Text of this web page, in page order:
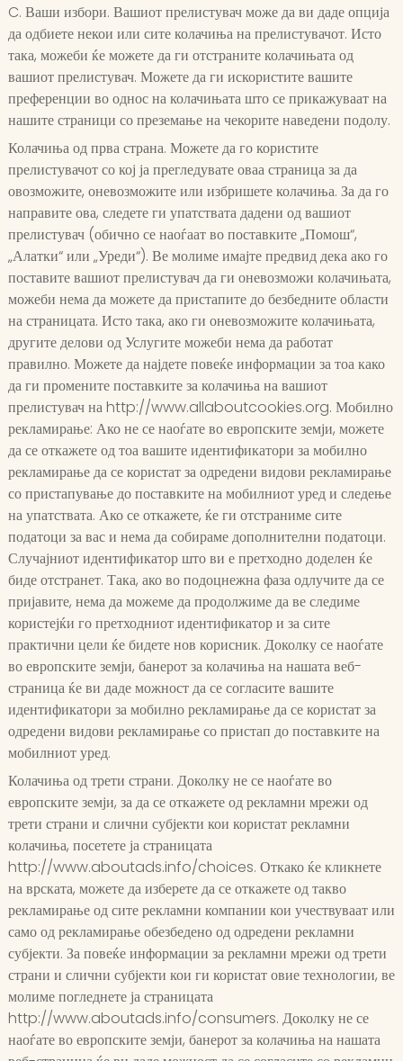
C. Ваши избори. Вашиот прелистувач може да ви даде опција
да одбиете некои или сите колачиња на прелистувачот. Исто
така, можеби ќе можете да ги отстраните колачињата од
вашиот прелистувач. Можете да ги искористите вашите
преференции во однос на колачињата што се прикажуваат на
нашите страници со преземање на чекорите наведени подолу.
Колачиња од прва страна. Можете да го користите
прелистувачот со кој ја прегледувате оваа страница за да
овозможите, оневозможите или избришете колачиња. За да го
направите ова, следете ги упатствата дадени од вашиот
прелистувач (обично се наоѓаат во поставките „Помош“,
„Алатки“ или „Уреди“). Ве молиме имајте предвид дека ако го
поставите вашиот прелистувач да ги оневозможи колачињата,
можеби нема да можете да пристапите до безбедните области
на страницата. Исто така, ако ги оневозможите колачињата,
другите делови од Услугите можеби нема да работат
правилно. Можете да најдете повеќе информации за тоа како
да ги промените поставките за колачиња на вашиот
прелистувач на http://www.allaboutcookies.org. Мобилно
рекламирање: Ако не се наоѓате во европските земји, можете
да се откажете од тоа вашите идентификатори за мобилно
рекламирање да се користат за одредени видови рекламирање
со пристапување до поставките на мобилниот уред и следење
на упатствата. Ако се откажете, ќе ги отстраниме сите
податоци за вас и нема да собираме дополнителни податоци.
Случајниот идентификатор што ви е претходно доделен ќе
биде отстранет. Така, ако во подоцнежна фаза одлучите да се
пријавите, нема да можеме да продолжиме да ве следиме
користејќи го претходниот идентификатор и за сите
практични цели ќе бидете нов корисник. Доколку се наоѓате
во европските земји, банерот за колачиња на нашата веб-
страница ќе ви даде можност да се согласите вашите
идентификатори за мобилно рекламирање да се користат за
одредени видови рекламирање со пристап до поставките на
мобилниот уред.
Колачиња од трети страни. Доколку не се наоѓате во
европските земји, за да се откажете од рекламни мрежи од
трети страни и слични субјекти кои користат рекламни
колачиња, посетете ја страницата
http://www.aboutads.info/choices. Откако ќе кликнете
на врската, можете да изберете да се откажете од такво
рекламирање од сите рекламни компании кои учествуваат или
само од рекламирање обезбедено од одредени рекламни
субјекти. За повеќе информации за рекламни мрежи од трети
страни и слични субјекти кои ги користат овие технологии, ве
молиме погледнете ја страницата
http://www.aboutads.info/consumers. Доколку не се
наоѓате во европските земји, банерот за колачиња на нашата